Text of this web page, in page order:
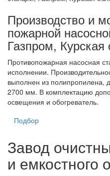
Производство и
пожарной
Газпром, Курская
Противопожарная насосная
исполнении.
выполнен из полипропилена,
2700 мм. В комплектацию
освещения и обогреватель.
Подбор
Завод
и емкостного